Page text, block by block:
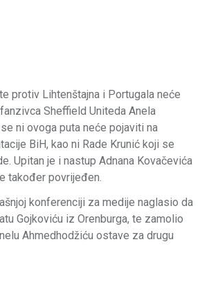
protiv Lihtenštajna i Portugala neće
Sheffield Uniteda Anela
ni ovoga puta neće pojaviti na
BiH, kao ni Rade Krunić koji se
Upitan je i nastup Adnana Kovačevića
također povrijeđen.
konferenciji za medije naglasio da
Gojkoviću iz Orenburga, te zamolio
Ahmedhodžiću ostave za drugu